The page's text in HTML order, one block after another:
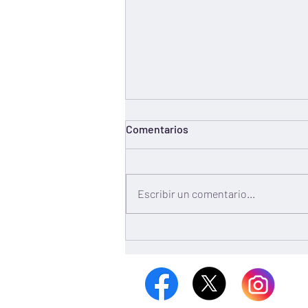
Mazatlán para dar
seguimiento a
Recomendaciones No
Comentarios
Escribir un comentario...